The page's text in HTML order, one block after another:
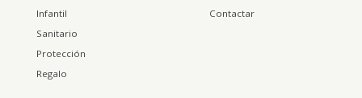
Infantil
Sanitario
Protección
Regalo
Contactar